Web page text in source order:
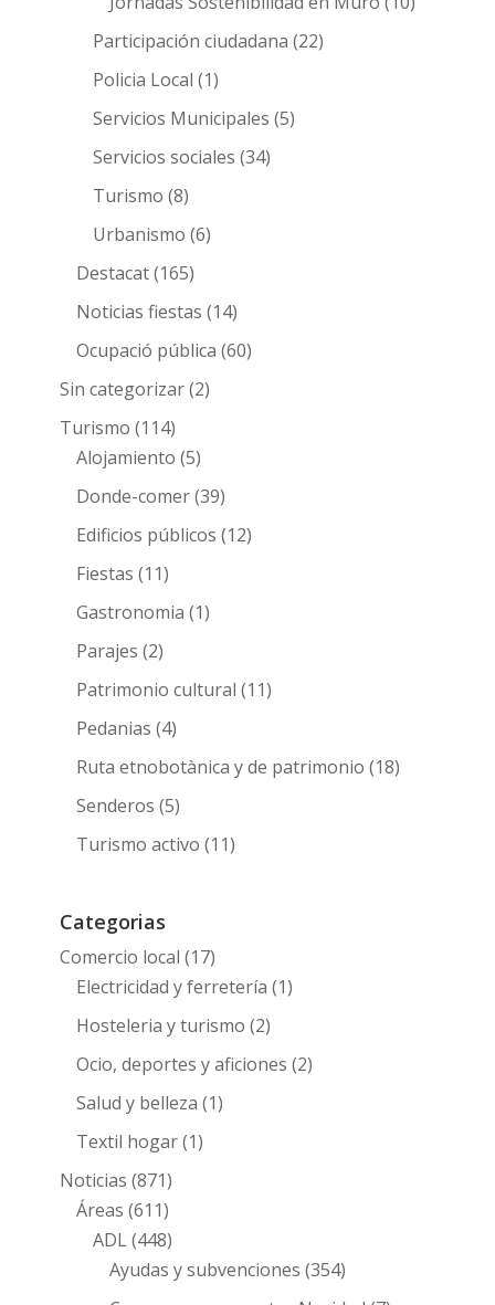
Participación ciudadana (22)
Policia Local (1)
Servicios Municipales (5)
Servicios sociales (34)
Turismo (8)
Urbanismo (6)
Destacat(165)
Noticias fiestas (14)
Ocupació pública (60)
Sin categorizar(2)
Turismo (114)
Alojamiento (5)
Donde-comer(39)
Edificios públicos (12)
Fiestas (11)
Gastronomia (1)
Parajes (2)
Patrimonio cultural (11)
Pedanias (4)
Ruta etnobotànica y de patrimonio (18)
Senderos (5)
Turismo activo (11)
Categorias
Comercio local (17)
Electricidad y ferretería (1)
Hosteleria y turismo (2)
Ocio, deportes y aficiones (2)
Salud y belleza (1)
Textil hogar(1)
Noticias (871)
Áreas (611)
ADL(448)
Ayudas y subvenciones (354)